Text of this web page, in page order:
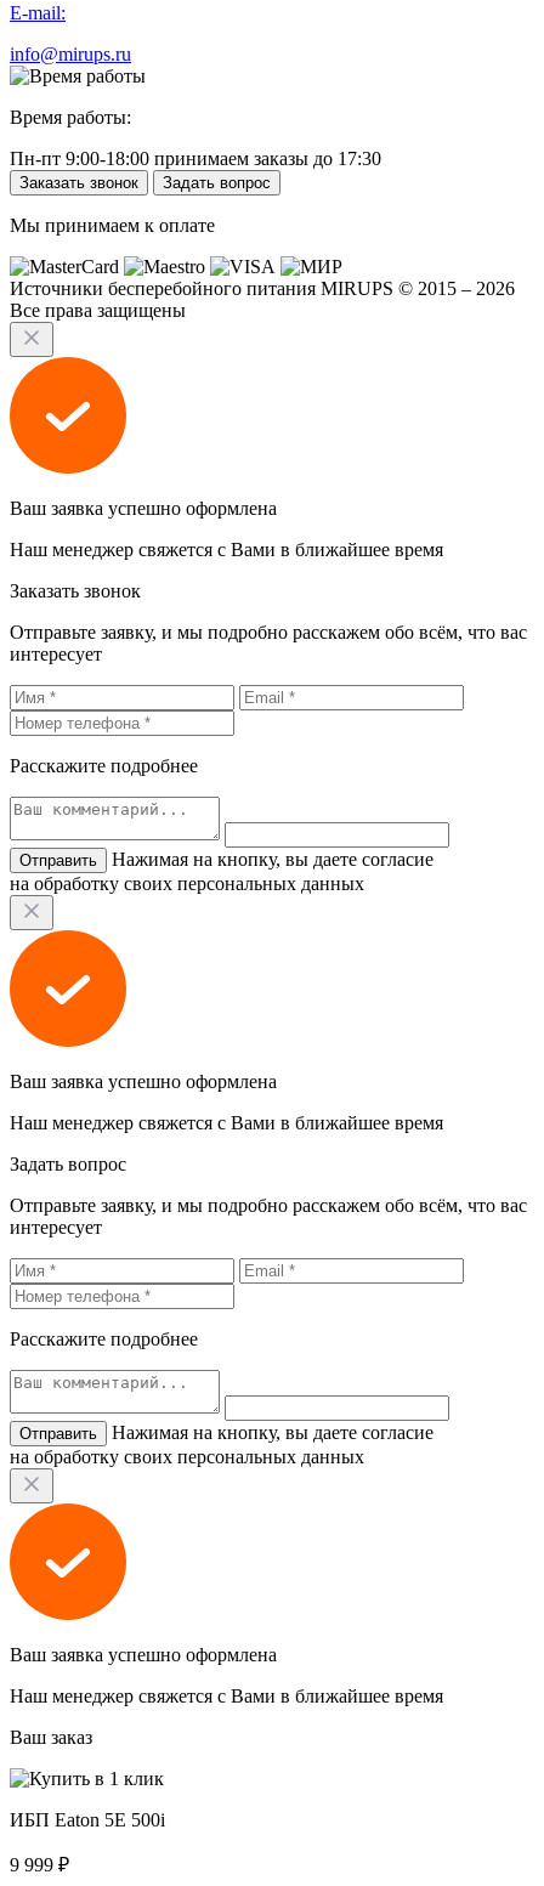
E-mail:
info@mirups.ru
Время работы:
Пн-пт 9:00-18:00 принимаем заказы до 17:30
Заказать звонок Задать вопрос
Мы принимаем к оплате
Источники бесперебойного питания MIRUPS © 2015 – 2026
Все права защищены
Ваш заявка успешно оформлена
Наш менеджер свяжется с Вами в ближайшее время
Заказать звонок
Отправьте заявку, и мы подробно расскажем обо всём, что вас
интересует
Расскажите подробнее
Нажимая на кнопку, вы даете согласие
на обработку своих персональных данных
Ваш заявка успешно оформлена
Наш менеджер свяжется с Вами в ближайшее время
Задать вопрос
Отправьте заявку, и мы подробно расскажем обо всём, что вас
интересует
Расскажите подробнее
Нажимая на кнопку, вы даете согласие
на обработку своих персональных данных
Ваш заявка успешно оформлена
Наш менеджер свяжется с Вами в ближайшее время
Ваш заказ
ИБП Eaton 5E 500i
9 999 ₽